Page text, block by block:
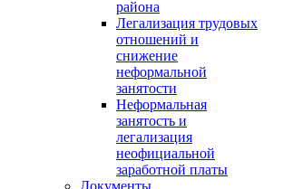
района
Легализация трудовых
отношений и
снижение
неформальной
занятости
Неформальная
занятость и
легализация
неофициальной
заработной платы
Документы